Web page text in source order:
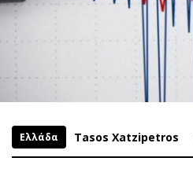
Ελλάδα Tasos Xatzipetros